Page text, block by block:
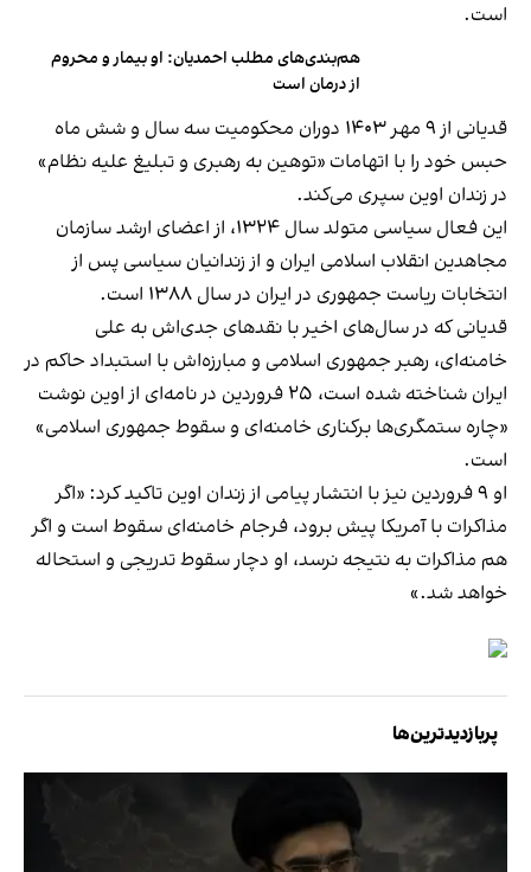
است.
هم‌بندی‌های مطلب احمدیان: او بیمار و محروم
از درمان است
قدیانی از ۹ مهر ۱۴۰۳ دوران محکومیت سه سال و شش ماه
حبس خود را با اتهامات «توهین به رهبری و تبلیغ علیه نظام»
در زندان اوین سپری می‌کند.
این فعال سیاسی متولد سال ۱۳۲۴، از اعضای ارشد سازمان
مجاهدین انقلاب اسلامی ایران و از زندانیان سیاسی پس از
انتخابات ریاست جمهوری در ایران در سال ۱۳۸۸ است.
قدیانی که در سال‌های اخیر با نقدهای جدی‌اش به علی
خامنه‌ای، رهبر جمهوری اسلامی و مبارزه‌اش با استبداد حاکم در
ایران شناخته شده است، ۲۵ فروردین در نامه‌ای از اوین نوشت
«چاره ستمگری‌ها برکناری خامنه‌ای و سقوط جمهوری اسلامی»
است.
او ۹ فروردین نیز با انتشار پیامی از زندان اوین تاکید کرد: «اگر
مذاکرات با آمریکا پیش برود، فرجام خامنه‌ای سقوط است و اگر
هم مذاکرات به نتیجه نرسد، او دچار سقوط تدریجی و استحاله
خواهد شد.»
پربازدیدترین‌ها